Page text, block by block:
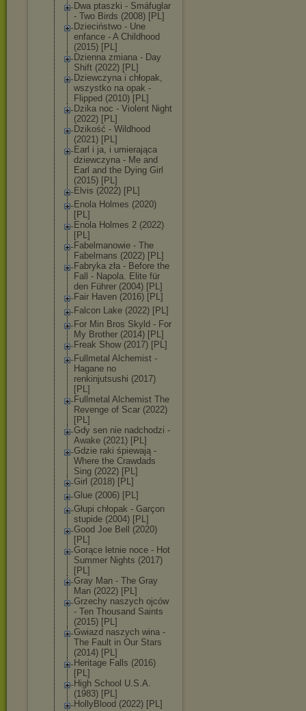
Dwa ptaszki - Smáfuglar
- Two Birds (2008) [PL]
Dzieciństwo - Une
enfance - A Childhood
(2015) [PL]
Dzienna zmiana - Day
Shift (2022) [PL]
Dziewczyna i chłopak,
wszystko na opak -
Flipped (2010) [PL]
Dzika noc - Violent Night
(2022) [PL]
Dzikość - Wildhood
(2021) [PL]
Earl i ja, i umierająca
dziewczyna - Me and
Earl and the Dying Girl
(2015) [PL]
Elvis (2022) [PL]
Enola Holmes (2020)
[PL]
Enola Holmes 2 (2022)
[PL]
Fabelmanowie - The
Fabelmans (2022) [PL]
Fabryka zła - Before the
Fall - Napola. Elite für
den Führer (2004) [PL]
Fair Haven (2016) [PL]
Falcon Lake (2022) [PL]
For Min Bros Skyld - For
My Brother (2014) [PL]
Freak Show (2017) [PL]
Fullmetal Alchemist -
Hagane no
renkinjutsushi (2017)
[PL]
Fullmetal Alchemist The
Revenge of Scar (2022)
[PL]
Gdy sen nie nadchodzi -
Awake (2021) [PL]
Gdzie raki śpiewają -
Where the Crawdads
Sing (2022) [PL]
Girl (2018) [PL]
Glue (2006) [PL]
Głupi chłopak - Garçon
stupide (2004) [PL]
Good Joe Bell (2020)
[PL]
Gorące letnie noce - Hot
Summer Nights (2017)
[PL]
Gray Man - The Gray
Man (2022) [PL]
Grzechy naszych ojców
- Ten Thousand Saints
(2015) [PL]
Gwiazd naszych wina -
The Fault in Our Stars
(2014) [PL]
Heritage Falls (2016)
[PL]
High School U.S.A.
(1983) [PL]
HollyBlood (2022) [PL]